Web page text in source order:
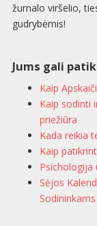
žurnalo viršelio,
gudrybėmis!
Jums gali
Kaip
Kaip sodinti
priežiūra
Kada reikia
Kaip
Psichologija
Sėjos
Sodininkams